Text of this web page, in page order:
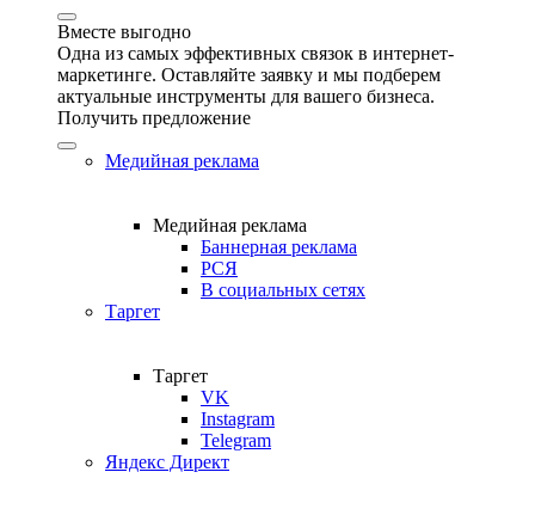
Вместе выгодно
Одна из самых эффективных связок в интернет-
маркетинге. Оставляйте заявку и мы подберем
актуальные инструменты для вашего бизнеса.
Получить предложение
Медийная реклама
Медийная реклама
Баннерная реклама
РСЯ
В социальных сетях
Таргет
Таргет
VK
Instagram
Telegram
Яндекс Директ